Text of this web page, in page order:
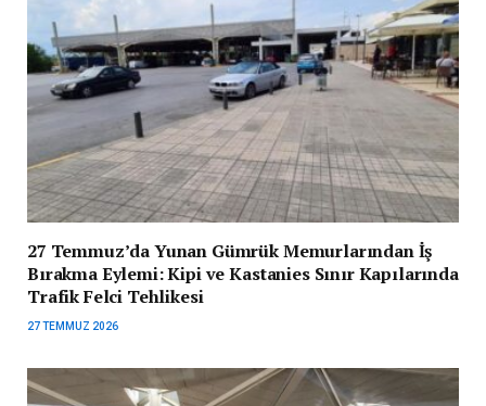
27 Temmuz’da Yunan Gümrük Memurlarından İş
Bırakma Eylemi: Kipi ve Kastanies Sınır Kapılarında
Trafik Felci Tehlikesi
27 TEMMUZ 2026